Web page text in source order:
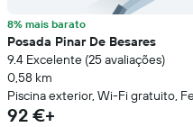
8% mais barato
Posada Pinar De Besares
9.4 Excelente (25 avaliações)
0,58 km
Piscina exterior, Wi-Fi gratuito,
92 €+